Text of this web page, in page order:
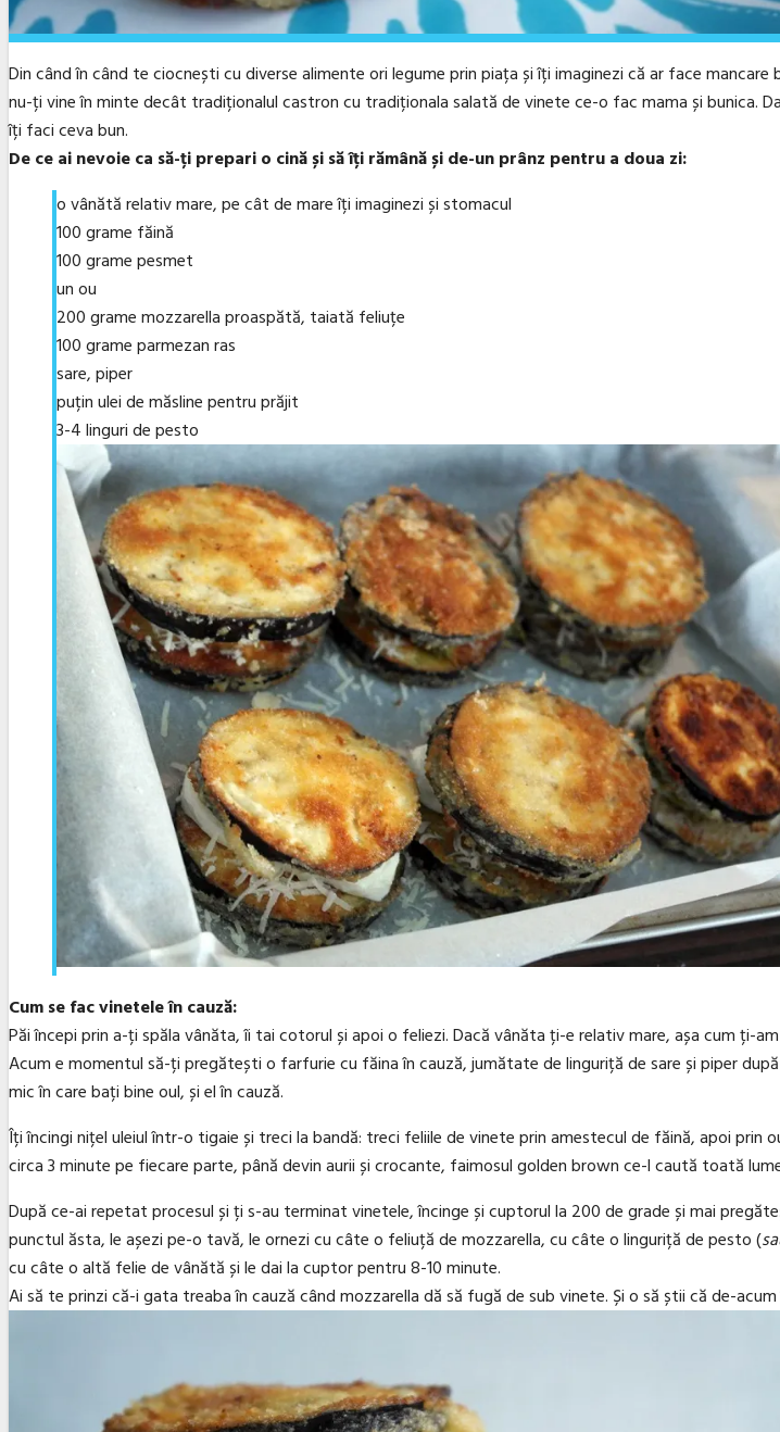
Din când în când te ciocnești cu diverse alimente ori legume prin piața și îți imaginezi că ar face
nu-ți vine în minte decât tradiționalul castron cu tradiționala salată de vinete ce-o fac mama și bunica.
îți faci ceva bun.
De ce ai nevoie ca să-ți prepari o cină și să îți rămână și de-un prânz pentru a doua zi:
o vânătă relativ mare, pe cât de mare îți imaginezi și stomacul
100 grame făină
100 grame pesmet
un ou
200 grame mozzarella proaspătă, taiată feliuțe
100 grame parmezan ras
sare, piper
puțin ulei de măsline pentru prăjit
3-4 linguri de pesto
Cum se fac vinetele în cauză:
Păi începi prin a-ți spăla vânăta, îi tai cotorul și apoi o feliezi. Dacă vânăta ți-e relativ mare, așa cum ți-
Acum e momentul să-ți pregătești o farfurie cu făina în cauză, jumătate de linguriță de sare și piper
mic în care bați bine oul, și el în cauză.
Îți încingi nițel uleiul într-o tigaie și treci la bandă: treci feliile de vinete prin amestecul de făină, apoi prin
circa 3 minute pe fiecare parte, până devin aurii și crocante, faimosul golden brown ce-l caută toată
După ce-ai repetat procesul și ți s-au terminat vinetele, încinge și cuptorul la 200 de grade și mai
punctul ăsta, le așezi pe-o tavă, le ornezi cu câte o feliuță de mozzarella, cu câte o linguriță de pesto (
cu câte o altă felie de vânătă și le dai la cuptor pentru 8-10 minute.
Ai să te prinzi că-i gata treaba în cauză când mozzarella dă să fugă de sub vinete. Și o să știi că de-